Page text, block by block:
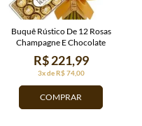
COMPRAR
3x de R$ 74,00
R$ 221,99
Buquê Rústico De 12 Rosas
Champagne E Chocolate